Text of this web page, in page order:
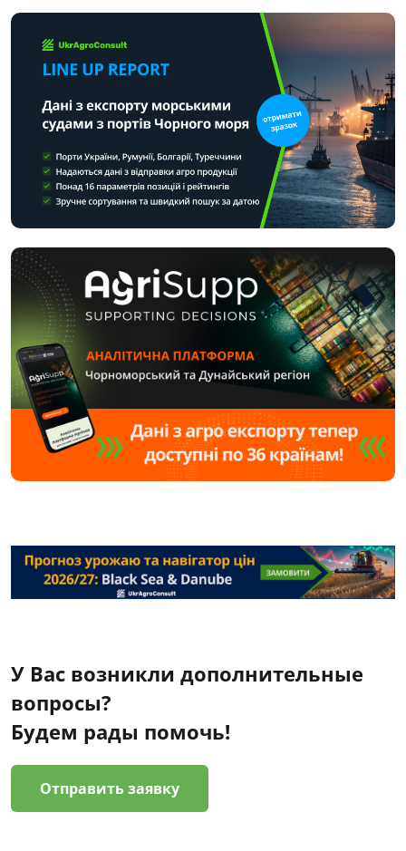
У Вас возникли дополнительные
вопросы?
Будем рады помочь!
Отправить заявку